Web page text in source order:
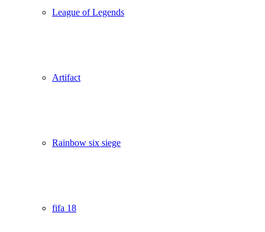
League of Legends
Artifact
Rainbow six siege
fifa 18